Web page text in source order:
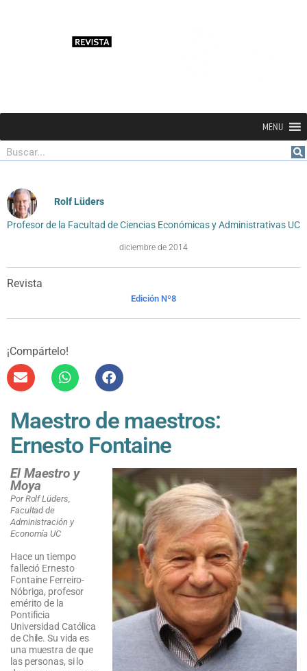
MENU
Buscar
Rolf Lüders
Profesor de la Facultad de Ciencias Económicas y Administrativas UC
diciembre de 2014
Revista
Edición Nº8
¡Compártelo!
Maestro de maestros:
Ernesto Fontaine
El Maestro y
Moya
Por Rolf Lüders,
Facultad de
Administración y
Economía UC
Hace un tiempo
falleció Ernesto
Fontaine Ferreiro-
Nóbriga, profesor
emérito de la
Pontificia
Universidad Católica
de Chile. Su vida es
una muestra de que
las personas, si lo